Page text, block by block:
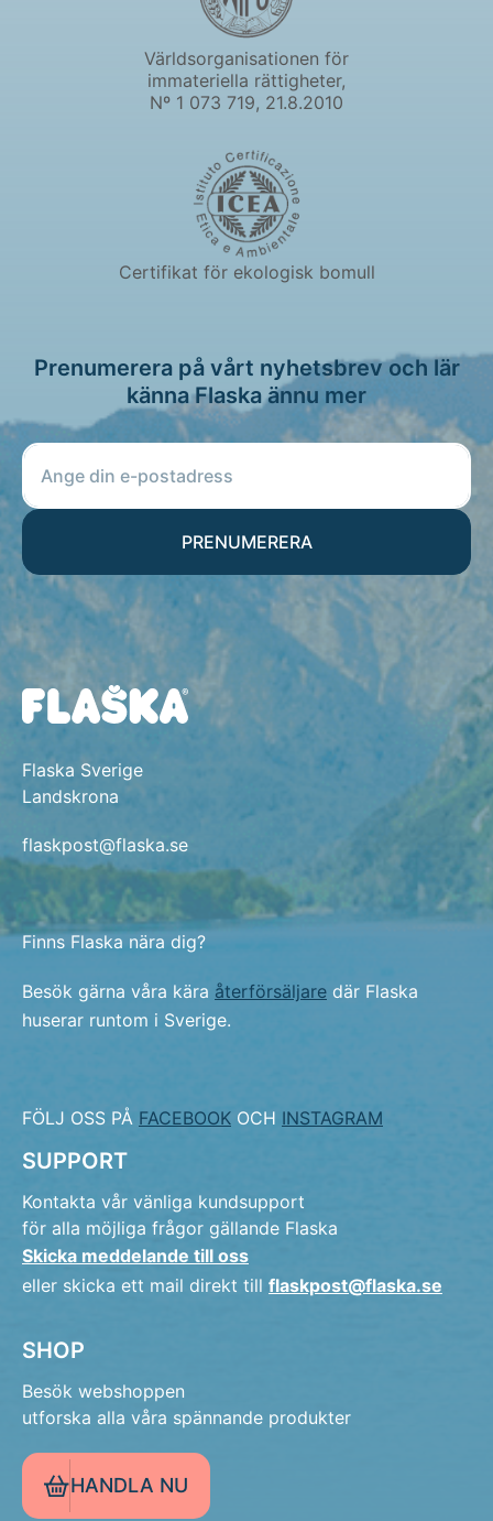
Världsorganisationen för
immateriella rättigheter,
Nº 1 073 719, 21.8.2010
Certifikat för ekologisk bomull
Prenumerera på vårt nyhetsbrev och lär
känna Flaska ännu mer
PRENUMERERA
Flaska Sverige
Landskrona
flaskpost@flaska.se
Finns Flaska nära dig?
Besök gärna våra kära återförsäljare där Flaska
huserar runtom i Sverige.
FÖLJ OSS PÅ FACEBOOK OCH INSTAGRAM
SUPPORT
Kontakta vår vänliga kundsupport
för alla möjliga frågor gällande Flaska
Skicka meddelande till oss
eller skicka ett mail direkt till flaskpost@flaska.se
SHOP
Besök webshoppen
utforska alla våra spännande produkter
HANDLA NU